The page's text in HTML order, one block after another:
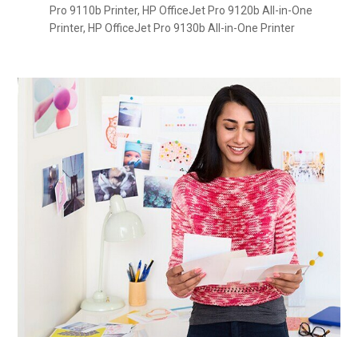
Pro 9110b Printer, HP OfficeJet Pro 9120b All-in-One
Printer, HP OfficeJet Pro 9130b All-in-One Printer